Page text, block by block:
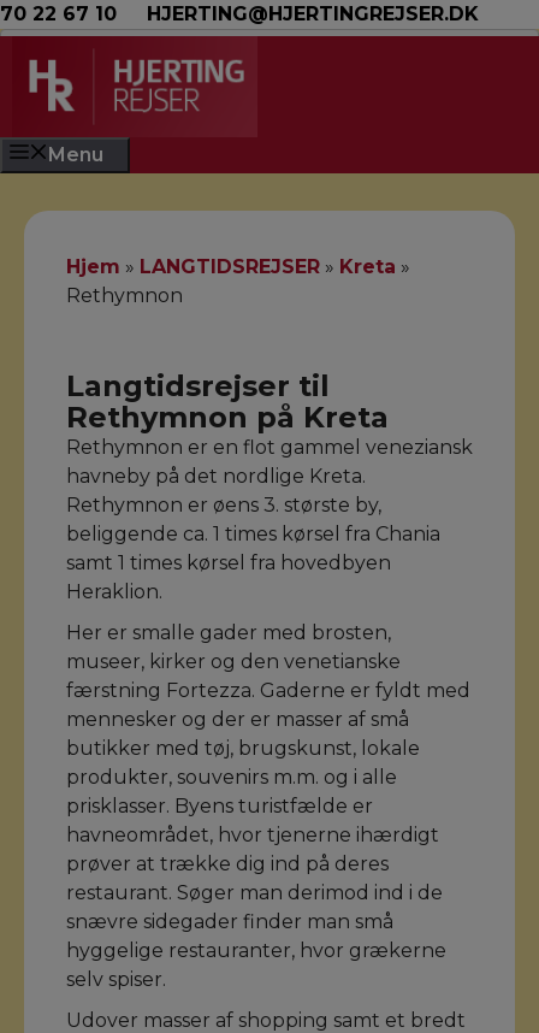
Hop til indhold
70 22 67 10 HJERTING@HJERTINGREJSER.DK
Menu
Hjem » LANGTIDSREJSER » Kreta »
Rethymnon
Langtidsrejser til
Rethymnon på Kreta
Rethymnon er en flot gammel veneziansk
havneby på det nordlige Kreta.
Rethymnon er øens 3. største by,
beliggende ca. 1 times kørsel fra Chania
samt 1 times kørsel fra hovedbyen
Heraklion.
Her er smalle gader med brosten,
museer, kirker og den venetianske
færstning Fortezza. Gaderne er fyldt med
mennesker og der er masser af små
butikker med tøj, brugskunst, lokale
produkter, souvenirs m.m. og i alle
prisklasser. Byens turistfælde er
havneområdet, hvor tjenerne ihærdigt
prøver at trække dig ind på deres
restaurant. Søger man derimod ind i de
snævre sidegader finder man små
hyggelige restauranter, hvor grækerne
selv spiser.
Udover masser af shopping samt et bredt